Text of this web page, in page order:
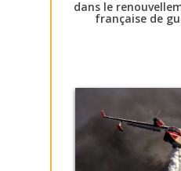
dans le
française de